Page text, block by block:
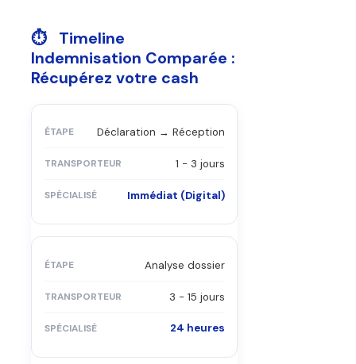
⏱️ Timeline
Indemnisation Comparée :
Récupérez votre cash
Déclaration → Réception
1 - 3 jours
Immédiat (Digital)
Analyse dossier
3 - 15 jours
24 heures